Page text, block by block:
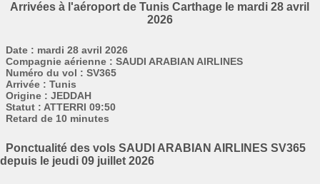
Arrivées à l'aéroport de Tunis Carthage le mardi 28 avril
2026
Date : mardi 28 avril 2026
Compagnie aérienne : SAUDI ARABIAN AIRLINES
Numéro du vol : SV365
Arrivée : Tunis
Origine : JEDDAH
Statut : ATTERRI 09:50
Retard de 10 minutes
Ponctualité des vols SAUDI ARABIAN AIRLINES SV365
depuis le jeudi 09 juillet 2026